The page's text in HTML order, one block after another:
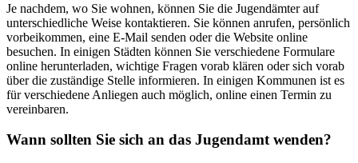
Je nachdem, wo Sie wohnen, können Sie die Jugendämter auf
unterschiedliche Weise kontaktieren. Sie können anrufen, persönlich
vorbeikommen, eine E-Mail senden oder die Website online
besuchen. In einigen Städten können Sie verschiedene Formulare
online herunterladen, wichtige Fragen vorab klären oder sich vorab
über die zuständige Stelle informieren. In einigen Kommunen ist es
für verschiedene Anliegen auch möglich, online einen Termin zu
vereinbaren.
Wann sollten Sie sich an das Jugendamt wenden?